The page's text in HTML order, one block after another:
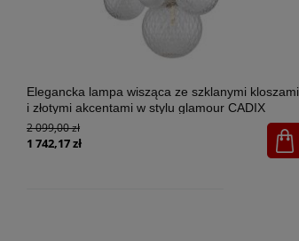
Elegancka lampa wisząca ze szklanymi kloszami
i złotymi akcentami w stylu glamour CADIX
GOLD 7xG9 - 4608
2 099,00 zł
1 742,17 zł